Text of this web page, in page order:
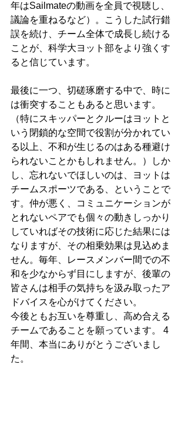
年はSailmateの動画を全員で視聴し、
議論を重ねるなど）。こうした試行錯
誤を続け、チーム全体で成長し続ける
ことが、科学大ヨット部をより強くす
ると信じています。
最後に一つ、切磋琢磨する中で、時に
は衝突することもあると思います。
（特にスキッパーとクルーはヨットと
いう閉鎖的な空間で役割が分かれてい
る以上、不和が生じるのはある種避け
られないことかもしれません。）しか
し、忘れないでほしいのは、ヨットは
チームスポーツである、ということで
す。仲が悪く、コミュニケーションが
とれないペアでも個々の動きしっかり
していればその技術に応じた結果には
なりますが、その相乗効果は見込めま
せん。毎年、レースメンバー間での不
和を少なからず目にしますが、後輩の
皆さんは相手の気持ちを汲み取ったア
ドバイスを心がけてください。
今後ともお互いを尊重し、高め合える
チームであることを願っています。 4
年間、本当にありがとうございまし
た。